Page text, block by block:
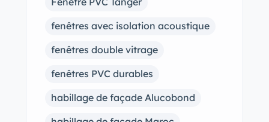
fenêtres avec isolation acoustique
fenêtres double vitrage
fenêtres PVC durables
habillage de façade Alucobond